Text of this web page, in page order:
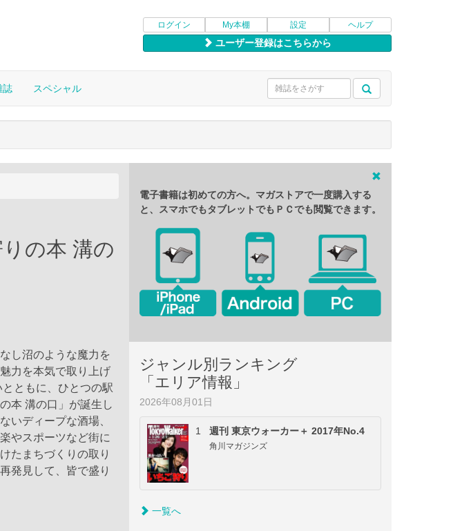
ログイン My本棚 設定 ヘルプ
ユーザー登録はこちらから
誌 スペシャル
の本 溝の
し沼のような魔力を
力を本気で取り上げ
ともに、ひとつの駅
本 溝の口」が誕生し
いディープな酒場、
やスポーツなど街に
たまちづくりの取り
発見して、皆で盛り
電子書籍は初めての方へ。マガストアで一度購入する
と、スマホでもタブレットでもＰＣでも閲覧できます。
ジャンル別ランキング
「エリア情報」
2026年08月01日
1 週刊 東京ウォーカー＋ 2017年No.4
角川マガジンズ
一覧へ